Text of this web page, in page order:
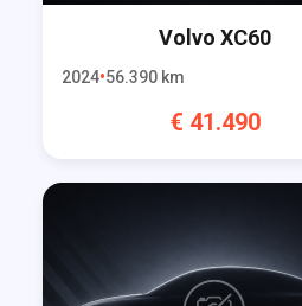
Volvo XC60
2024 56.390 km
€ 41.490